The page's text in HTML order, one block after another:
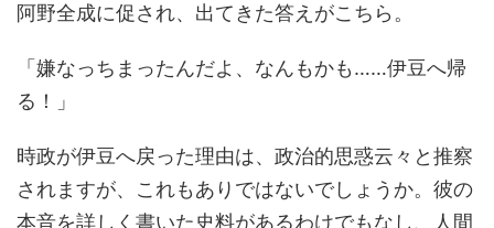
阿野全成に促され、出てきた答えがこちら。
「嫌なっちまったんだよ、なんもかも……伊豆へ帰
る！」
時政が伊豆へ戻った理由は、政治的思惑云々と推察
されますが、これもありではないでしょうか。彼の
本音を詳しく書いた史料があるわけでもなし、人間